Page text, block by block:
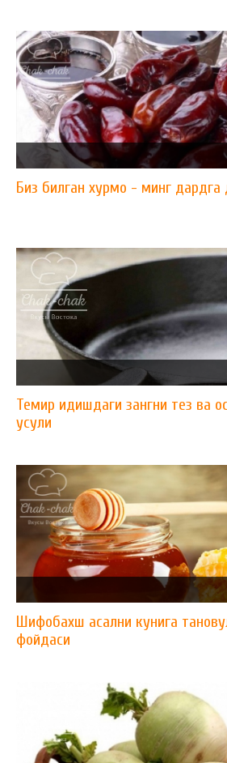
Биз билган хурмо - минг дардга
Темир идишдаги зангни тез ва
усули
Шифобахш асални кунига
фойдаси